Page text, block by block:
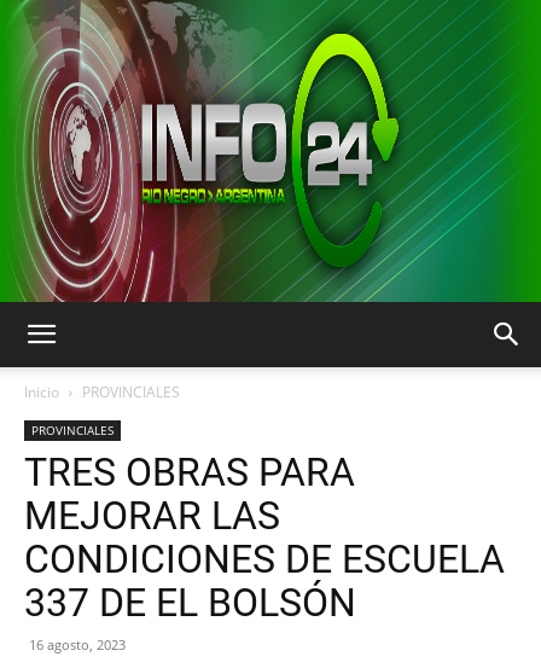
RIO
NEGRO
Inicio PROVINCIALES
PROVINCIALES
TRES OBRAS PARA
MEJORAR LAS
CONDICIONES DE ESCUELA
337 DE EL BOLSÓN
16 agosto, 2023